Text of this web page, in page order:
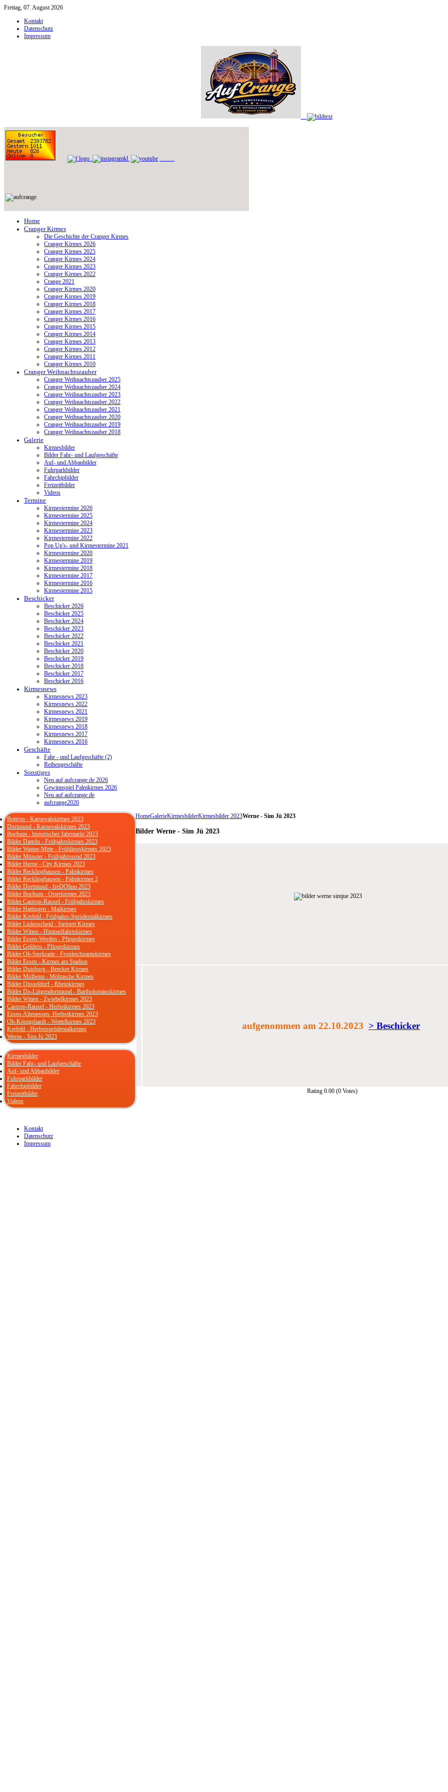
Freitag, 07. August 2026
Kontakt
Datenschutz
Impressum
Home
Cranger Kirmes
Die Geschichte der Cranger Kirmes
Cranger Kirmes 2026
Cranger Kirmes 2025
Cranger Kirmes 2024
Cranger Kirmes 2023
Cranger Kirmes 2022
Crange 2021
Cranger Kirmes 2020
Cranger Kirmes 2019
Cranger Kirmes 2018
Cranger Kirmes 2017
Cranger Kirmes 2016
Cranger Kirmes 2015
Cranger Kirmes 2014
Cranger Kirmes 2013
Cranger Kirmes 2012
Cranger Kirmes 2011
Cranger Kirmes 2010
Cranger Weihnachtszauber
Cranger Weihnachtszauber 2025
Cranger Weihnachtszauber 2024
Cranger Weihnachtszauber 2023
Cranger Weihnachtszauber 2022
Cranger Weihnachtszauber 2021
Cranger Weihnachtszauber 2020
Cranger Weihnachtszauber 2019
Cranger Weihnachtszauber 2018
Galerie
Kirmesbilder
Bilder Fahr- und Laufgeschäfte
Auf- und Abbaubilder
Fuhrparkbilder
Fahrchipbilder
Freizeitbilder
Videos
Termine
Kirmestermine 2026
Kirmestermine 2025
Kirmestermine 2024
Kirmestermine 2023
Kirmestermine 2022
Pop Up's- und Kirmestermine 2021
Kirmestermine 2020
Kirmestermine 2019
Kirmestermine 2018
Kirmestermine 2017
Kirmestermine 2016
Kirmestermine 2015
Beschicker
Beschicker 2026
Beschicker 2025
Beschicker 2024
Beschicker 2023
Beschicker 2022
Beschicker 2021
Beschicker 2020
Beschicker 2019
Beschicker 2018
Beschicker 2017
Beschicker 2016
Kirmesnews
Kirmesnews 2023
Kirmesnews 2022
Kirmesnews 2021
Kirmesnews 2019
Kirmesnews 2018
Kirmesnews 2017
Kirmesnews 2016
Geschäfte
Fahr - und Laufgeschäfte (2)
Reihengeschäfte
Sonstiges
Neu auf aufcrange.de 2026
Gewinnspiel Palmkirmes 2026
Neu auf aufcrange.de
aufcrange2020
HomeGalerieKirmesbilderKirmesbilder 2023Werne - Sim Jü 2023
Bilder Werne - Sim Jü 2023
aufgenommen am 22.10.2023 > Beschicker
Rating 0.00 (0 Votes)
Bottrop - Karnevalskirmes 2023
Dortmund - Karnevalskirmes 2023
Bochum - historischer Jahrmarkt 2023
Bilder Datteln - Frühjahrskirmes 2023
Bilder Wanne-Mitte - Frühlingskirmes 2023
Bilder Münster - Frühjahrssend 2023
Bilder Herne - City Kirmes 2023
Bilder Recklinghausen - Palmkirmes
Bilder Recklinghausen - Palmkirmes 2
Bilder Dortmund - freDOlino 2023
Bilder Bochum - Osterkirmes 2023
Bilder Castrop-Rauxel - Frühjahrskirmes
Bilder Hattingen - Maikirmes
Bilder Krefeld - Frühjahrs-Sprödentalkirmes
Bilder Lüdenscheid - Steinert Kirmes
Bilder Witten - Himmelfahrtskirmes
Bilder Essen-Werden - Pfingstkirmes
Bilder Geldern - Pfingstkirmes
Bilder Ob-Sterkrade - Fronleichnamskirmes
Bilder Essen - Kirmes am Stadion
Bilder Duisburg - Beecker Kirmes
Bilder Mülheim - Mölmsche Kirmes
Bilder Düsseldorf - Rheinkirmes
Bilder Do-Lütgendortmund - Bartholomäuskirmes
Bilder Witten - Zwiebelkirmes 2023
Castrop-Rauxel - Herbstkirmes 2023
Essen-Altenessen- Herbstkirmes 2023
Ob-Königshardt - Wottelkirmes 2023
Krefeld - Herbstsprödentalkirmes
Werne - Sim Jü 2023
Kirmesbilder
Bilder Fahr- und Laufgeschäfte
Auf- und Abbaubilder
Fuhrparkbilder
Fahrchipbilder
Freizeitbilder
Videos
Kontakt
Datenschutz
Impressum